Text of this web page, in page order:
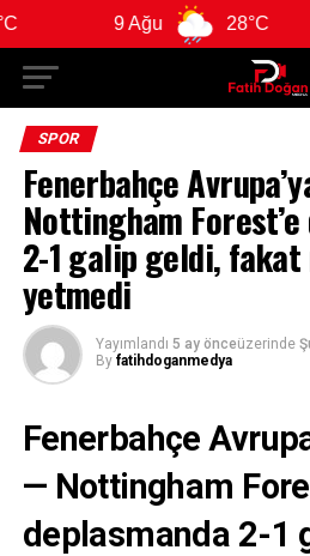
28°C
SPOR
Fenerbahçe
Nottingham
2-1 galip geldi, fakat
yetmedi
Yayımlandı 5 ay önceüzerinde
By fatihdoganmedya
Fenerbahçe
— Nottingham
deplasmanda 2-1